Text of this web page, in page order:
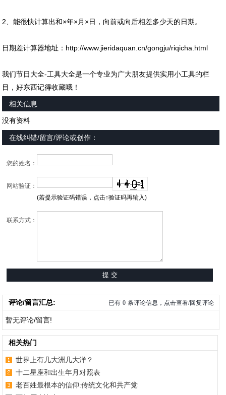
2、能很快计算出和×年×月×日，向前或向后相差多少天的日期。
日期差计算器地址： http://www.jieridaquan.cn/gongju/riqicha.html
我们节日大全-工具大全是一个专业为广大朋友提供实用小工具的栏
目，好东西记得收藏哦！
相关信息
没有资料
在线纠错/留言/评论或创作：
您的姓名：
网站验证：
(若提示验证码错误，点击↑验证码再输入)
联系方式：
评论/留言汇总: 已有 0 条评论信息，点击查看/回复评论
暂无评论/留言!
相关热门
世界上有几大洲几大洋？
十二星座和出生年月对照表
老百姓最根本的信仰:传统文化和共产党